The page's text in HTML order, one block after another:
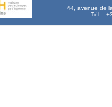
44, avenue de
Tél. :